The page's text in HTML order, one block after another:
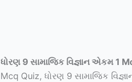
ધોરણ 9 સામાજિક વિજ્ઞાન એકમ 1
Mcq Quiz, ધોરણ 9 સામાજિક